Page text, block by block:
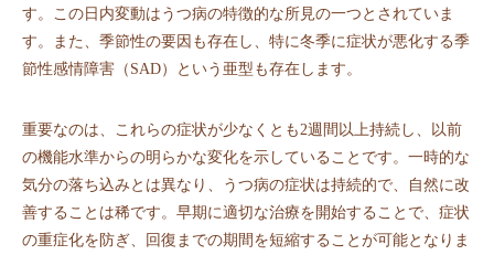
す。この日内変動はうつ病の特徴的な所見の一つとされていま
す。また、季節性の要因も存在し、特に冬季に症状が悪化する季
節性感情障害（SAD）という亜型も存在します。
重要なのは、これらの症状が少なくとも2週間以上持続し、以前
の機能水準からの明らかな変化を示していることです。一時的な
気分の落ち込みとは異なり、うつ病の症状は持続的で、自然に改
善することは稀です。早期に適切な治療を開始することで、症状
の重症化を防ぎ、回復までの期間を短縮することが可能となりま